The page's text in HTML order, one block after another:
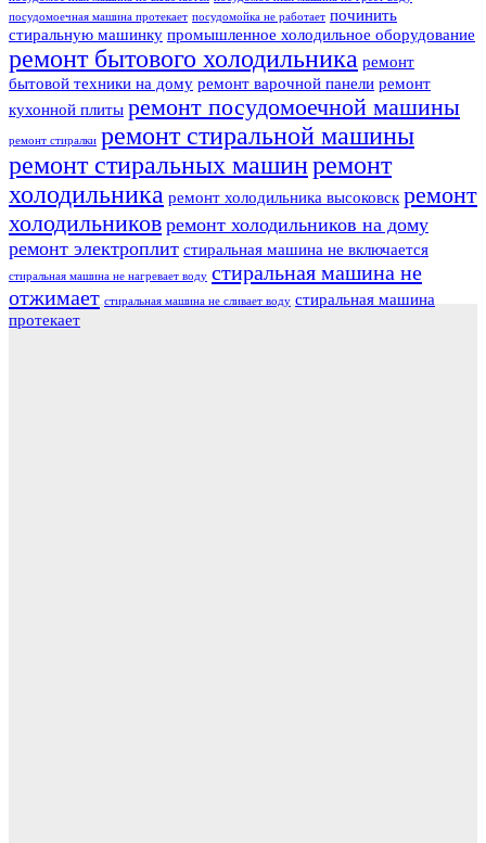
посудомоечная машина протекает посудомойка не работает починить
стиральную машинку промышленное холодильное оборудование
ремонт бытового холодильника ремонт
бытовой техники на дому ремонт варочной панели ремонт
кухонной плиты ремонт посудомоечной машины
ремонт стиралки ремонт стиральной машины
ремонт стиральных машинремонт
холодильника ремонт холодильника высоковск ремонт
холодильников ремонт холодильников на дому
ремонт электроплит стиральная машина не включается
стиральная машина не нагревает воду стиральная машина не
отжимает стиральная машина не сливает воду стиральная машина
протекает